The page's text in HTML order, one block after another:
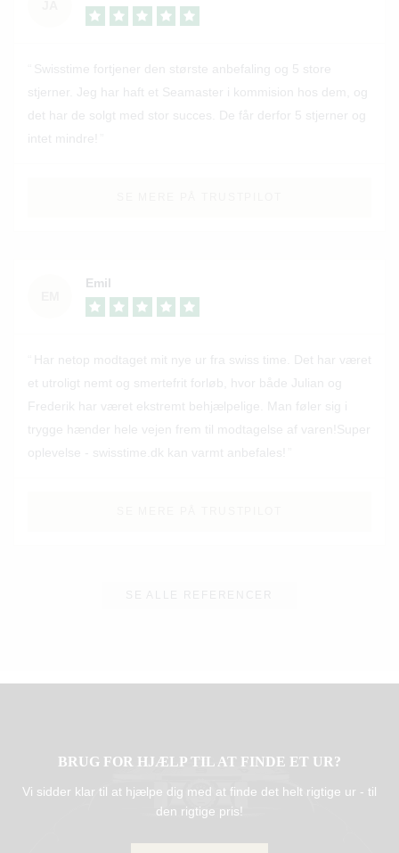
Swisstime fortjener den største anbefaling og 5 store
stjerner. Jeg har haft et Seamaster i kommision hos dem, og
det har de solgt med stor succes. De får derfor 5 stjerner og
intet mindre!
Emil
Har netop modtaget mit nye ur fra swiss time. Det har været
et utroligt nemt og smertefrit forløb, hvor både Julian og
Frederik har været ekstremt behjælpelige. Man føler sig i
trygge hænder hele vejen frem til modtagelse af varen!Super
oplevelse - swisstime.dk kan varmt anbefales!
BRUG FOR HJÆLP TIL AT FINDE ET UR?
Vi sidder klar til at hjælpe dig med at finde det helt rigtige ur - til
den rigtige pris!